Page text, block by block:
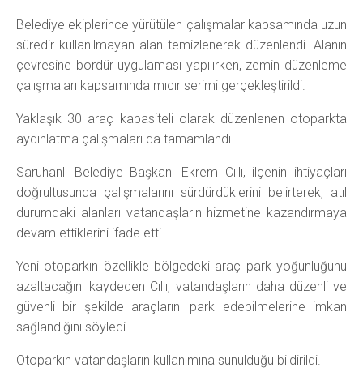
Belediye ekiplerince yürütülen çalışmalar kapsamında uzun
süredir kullanılmayan alan temizlenerek düzenlendi. Alanın
çevresine bordür uygulaması yapılırken, zemin düzenleme
çalışmaları kapsamında mıcır serimi gerçekleştirildi.
Yaklaşık 30 araç kapasiteli olarak düzenlenen otoparkta
aydınlatma çalışmaları da tamamlandı.
Saruhanlı Belediye Başkanı Ekrem Cıllı, ilçenin ihtiyaçları
doğrultusunda çalışmalarını sürdürdüklerini belirterek, atıl
durumdaki alanları vatandaşların hizmetine kazandırmaya
devam ettiklerini ifade etti.
Yeni otoparkın özellikle bölgedeki araç park yoğunluğunu
azaltacağını kaydeden Cıllı, vatandaşların daha düzenli ve
güvenli bir şekilde araçlarını park edebilmelerine imkan
sağlandığını söyledi.
Otoparkın vatandaşların kullanımına sunulduğu bildirildi.